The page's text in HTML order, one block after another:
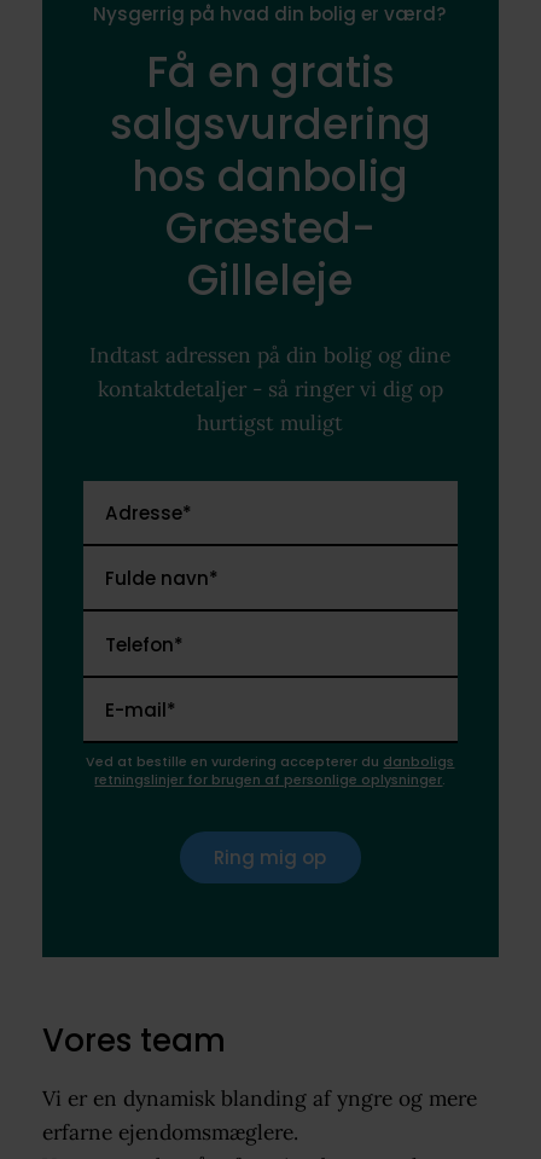
Nysgerrig på hvad din bolig er værd?
Få en gratis
salgsvurdering
hos danbolig
Græsted-
Gilleleje
Indtast adressen på din bolig og dine
kontaktdetaljer - så ringer vi dig op
hurtigst muligt
Adresse*
Fulde navn*
Telefon*
E-mail*
Ved at bestille en vurdering accepterer du danboligs
retningslinjer for brugen af personlige oplysninger.
Ring mig op
Vores team
Vi er en dynamisk blanding af yngre og mere
erfarne ejendomsmæglere.